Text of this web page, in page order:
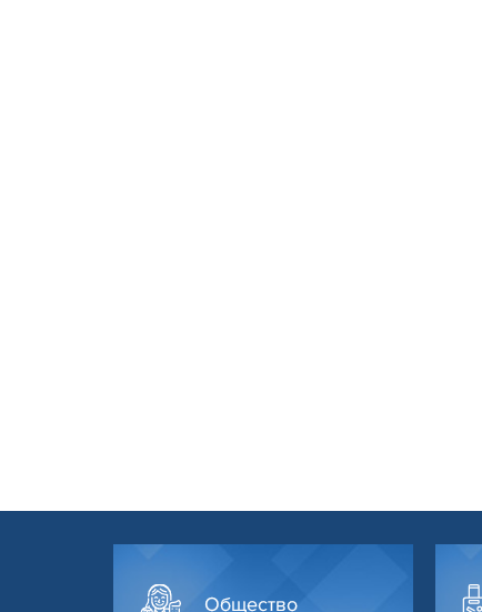
Общество